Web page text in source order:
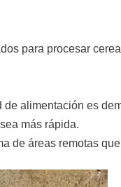
para procesar
alimentación es
más rápida.
de áreas remotas